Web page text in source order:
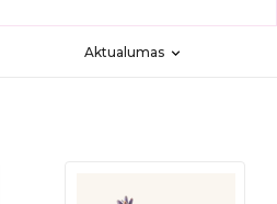
Aktualumas expand_more